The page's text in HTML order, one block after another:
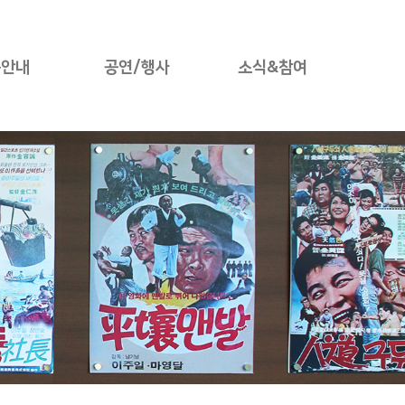
내
안내
내
로그램
관예약
예약
길
공연/행사
공연안내
네이버 예약
쿠팡 예약
인터파크 예약
소식&참여
타운소식
타운사진첩
타운후기
자유게시판